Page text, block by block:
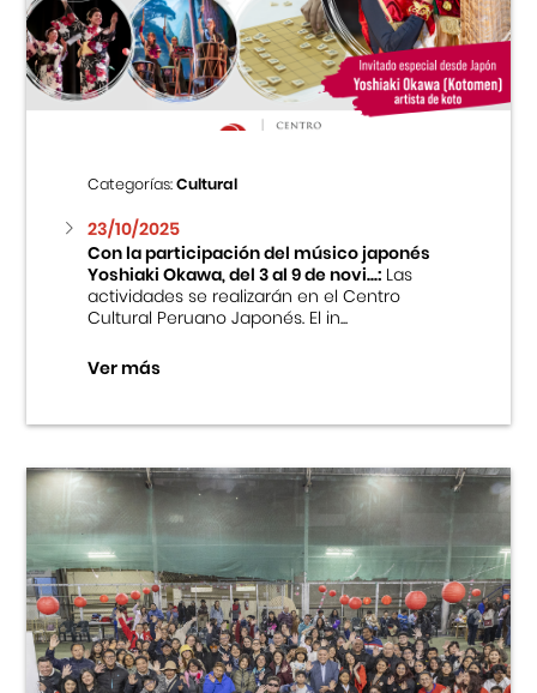
Categorías:Cultural
23/10/2025
Con la participación del músico japonés
Yoshiaki Okawa, del 3 al 9 de novi...:Las
actividades se realizarán en el Centro
Cultural Peruano Japonés. El in...
Ver más